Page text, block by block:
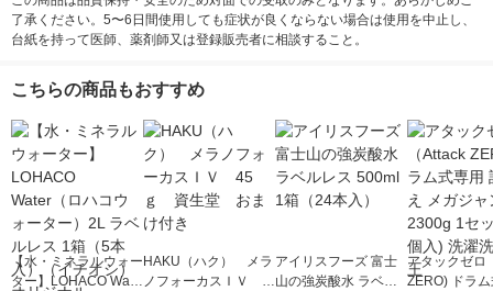
了承ください。5〜6日間使用しても症状が良くならない場合は使用を中止し、
台紙を持って医師、薬剤師又は登録販売者に相談すること。
こちらの商品もおすすめ
【水・ミネラルウォー
ター】LOHACO Wate
HAKU（ハク） メラ
ノフォーカスＩＶ 4
アイリスフーズ 富士
山の強炭酸水 ラベル
アタックゼロ
ZERO) ドラ